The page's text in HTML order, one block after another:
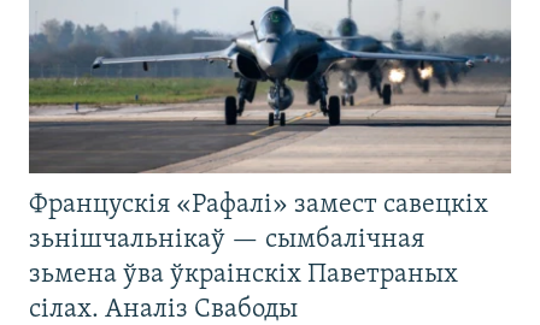
Францускія «Рафалі» замест савецкіх
зьнішчальнікаў — сымбалічная
зьмена ўва ўкраінскіх Паветраных
сілах. Аналіз Свабоды